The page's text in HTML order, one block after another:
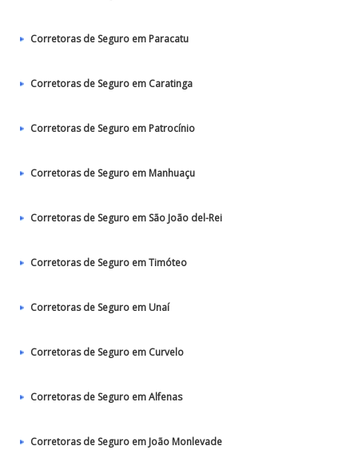
Corretoras de Seguro em Paracatu
Corretoras de Seguro em Caratinga
Corretoras de Seguro em Patrocínio
Corretoras de Seguro em Manhuaçu
Corretoras de Seguro em São João del-Rei
Corretoras de Seguro em Timóteo
Corretoras de Seguro em Unaí
Corretoras de Seguro em Curvelo
Corretoras de Seguro em Alfenas
Corretoras de Seguro em João Monlevade